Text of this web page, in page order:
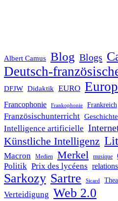
Albert Camus Blog Blogs
Deutsch-
DFJW Didaktik EURO
Francophonie Frankophonie Frankreich
Französischunterricht Geschichte
Intelligence artificielle
Künstliche Intelligenz
Macron Medien Merkel musique
Politik Prix des lycéens
Sarkozy Sartre Sicard
Verteidigung Web 2.0